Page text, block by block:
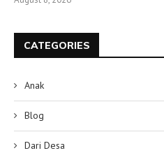
CATEGORIES
Anak
Blog
Dari Desa